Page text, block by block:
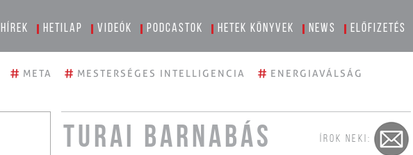
Hírek Hetilap Videók Podcastok Hetek könyvek News Előfizetés
# META # MESTERSÉGES INTELLIGENCIA # ENERGIAVÁLSÁG
TURAI BARNABÁS ÍROK NEKI: